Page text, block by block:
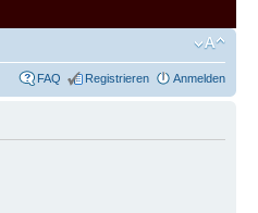
FAQ Registrieren Anmelden